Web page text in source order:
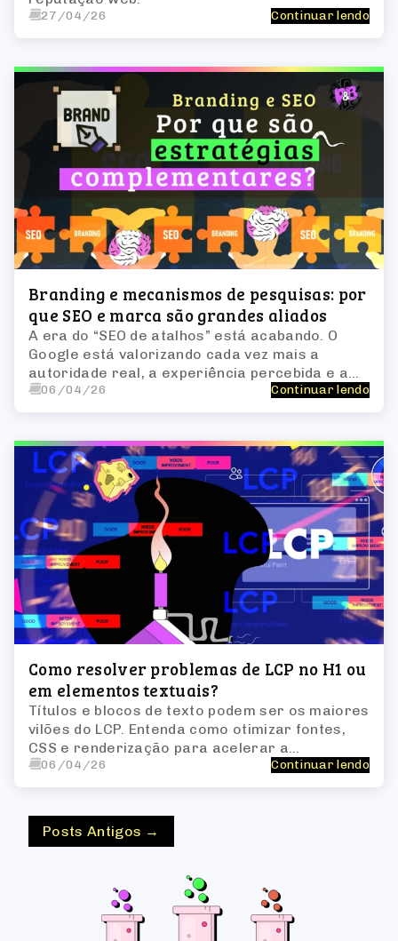
27/04/26 Continuar lendo
Branding e mecanismos de pesquisas: por
que SEO e marca são grandes aliados
A era do “SEO de atalhos” está acabando. O
Google está valorizando cada vez mais a
autoridade real, a experiência percebida e a
relevância de marca. Conheça a relação entre
06/04/26 Continuar lendo
Como resolver problemas de LCP no H1 ou
em elementos textuais?
Títulos e blocos de texto podem ser os maiores
vilões do LCP. Entenda como otimizar fontes,
CSS e renderização para acelerar a
performance.
06/04/26 Continuar lendo
Posts Antigos →